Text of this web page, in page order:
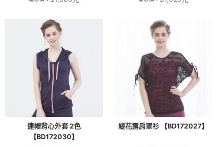
連帽背心外套 2色
【BD172030】
緹花露肩罩衫 【BD172027】